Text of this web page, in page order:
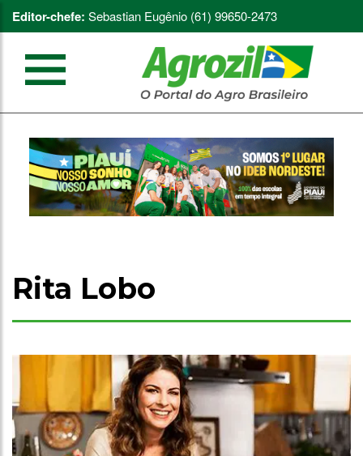
Editor-chefe: Sebastian Eugênio (61) 99650-2473
Rita Lobo